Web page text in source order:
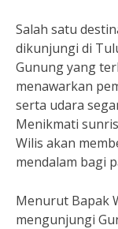
Salah satu
dikunjungi di
Gunung yang
menawarkan
serta udara
Menikmati
Wilis akan
mendalam bagi
Menurut Bapak
mengunjungi